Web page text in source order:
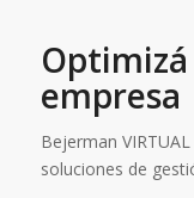
empresa
Bejerman
soluciones de